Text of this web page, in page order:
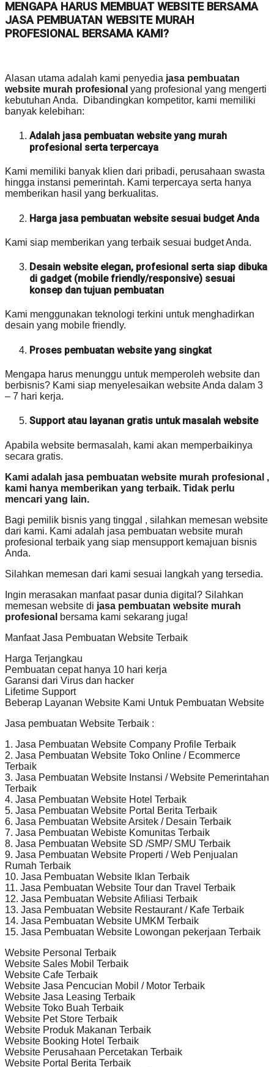
MENGAPA HARUS MEMBUAT WEBSITE BERSAMA
JASA PEMBUATAN WEBSITE MURAH
PROFESIONAL BERSAMA KAMI?
Alasan utama adalah kami penyedia jasa pembuatan
website murah profesional yang profesional yang mengerti
kebutuhan Anda. Dibandingkan kompetitor, kami memiliki
banyak kelebihan:
Adalah jasa pembuatan website yang murah
profesional serta terpercaya
Kami memiliki banyak klien dari pribadi, perusahaan swasta
hingga instansi pemerintah. Kami terpercaya serta hanya
memberikan hasil yang berkualitas.
Harga jasa pembuatan website sesuai budget Anda
Kami siap memberikan yang terbaik sesuai budget Anda.
Desain website elegan, profesional serta siap dibuka
di gadget (mobile friendly/responsive) sesuai
konsep dan tujuan pembuatan
Kami menggunakan teknologi terkini untuk menghadirkan
desain yang mobile friendly.
Proses pembuatan website yang singkat
Mengapa harus menunggu untuk memperoleh website dan
berbisnis? Kami siap menyelesaikan website Anda dalam 3
– 7 hari kerja.
Support atau layanan gratis untuk masalah website
Apabila website bermasalah, kami akan memperbaikinya
secara gratis.
Kami adalah jasa pembuatan website murah profesional ,
kami hanya memberikan yang terbaik. Tidak perlu
mencari yang lain.
Bagi pemilik bisnis yang tinggal , silahkan memesan website
dari kami. Kami adalah jasa pembuatan website murah
profesional terbaik yang siap mensupport kemajuan bisnis
Anda.
Silahkan memesan dari kami sesuai langkah yang tersedia.
Ingin merasakan manfaat pasar dunia digital? Silahkan
memesan website di jasa pembuatan website murah
profesional bersama kami sekarang juga!
Manfaat Jasa Pembuatan Website Terbaik
Harga Terjangkau
Pembuatan cepat hanya 10 hari kerja
Garansi dari Virus dan hacker
Lifetime Support
Beberap Layanan Website Kami Untuk Pembuatan Website
Jasa pembuatan Website Terbaik :
1. Jasa Pembuatan Website Company Profile Terbaik
2. Jasa Pembuatan Website Toko Online / Ecommerce
Terbaik
3. Jasa Pembuatan Website Instansi / Website Pemerintahan
Terbaik
4. Jasa Pembuatan Website Hotel Terbaik
5. Jasa Pembuatan Website Portal Berita Terbaik
6. Jasa Pembuatan Website Arsitek / Desain Terbaik
7. Jasa Pembuatan Webiste Komunitas Terbaik
8. Jasa Pembuatan Website SD /SMP/ SMU Terbaik
9. Jasa Pembuatan Website Properti / Web Penjualan
Rumah Terbaik
10. Jasa Pembuatan Website Iklan Terbaik
11. Jasa Pembuatan Website Tour dan Travel Terbaik
12. Jasa Pembuatan Website Afiliasi Terbaik
13. Jasa Pembuatan Website Restaurant / Kafe Terbaik
14. Jasa Pembuatan Website UMKM Terbaik
15. Jasa Pembuatan Website Lowongan pekerjaan Terbaik
Website Personal Terbaik
Website Sales Mobil Terbaik
Website Cafe Terbaik
Website Jasa Pencucian Mobil / Motor Terbaik
Website Jasa Leasing Terbaik
Website Toko Buah Terbaik
Website Pet Store Terbaik
Website Produk Makanan Terbaik
Website Booking Hotel Terbaik
Website Perusahaan Percetakan Terbaik
Website Portal Berita Terbaik